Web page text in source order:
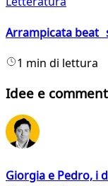
Arrampicata beat
1 min di lettura
Idee e
Giorgia e Pedro, i